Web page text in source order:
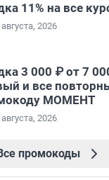
11% на все
2026
3 000 ₽ от 7
и все
МОМЕНТ
2026
промокоды